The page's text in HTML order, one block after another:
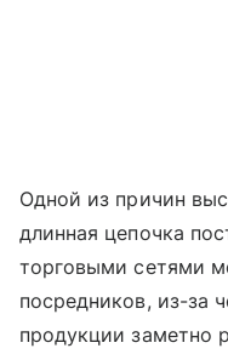
Одной из причин
длинная цепочка
торговыми сетями
посредников, из-за
продукции заметно